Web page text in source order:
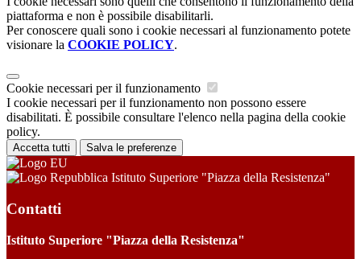
piattaforma e non è possibile disabilitarli.
Per conoscere quali sono i cookie necessari al funzionamento potete
visionare la COOKIE POLICY.
Cookie necessari per il funzionamento
I cookie necessari per il funzionamento non possono essere
disabilitati. È possibile consultare l'elenco nella pagina della cookie
policy.
Accetta tutti Salva le preferenze
Istituto Superiore "Piazza della Resistenza"
Contatti
Istituto Superiore "Piazza della Resistenza"